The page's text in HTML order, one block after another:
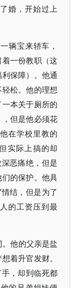
婚，开始过上
辆宝来轿车，
一份教职（这
保障）。他通
松。他的理想
本关于厕所的
但是他必须花
在学校里教的
实际上搞的却
恶痛绝，但是
的保护。他具
结，但是为了
的工资压到最
他的父亲是盐
着升官发财。
，却到临死都